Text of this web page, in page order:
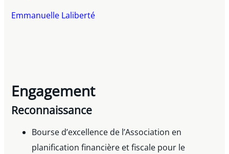
Emmanuelle Laliberté
Engagement
Reconnaissance
Bourse d’excellence de l’Association en
planification financière et fiscale pour le